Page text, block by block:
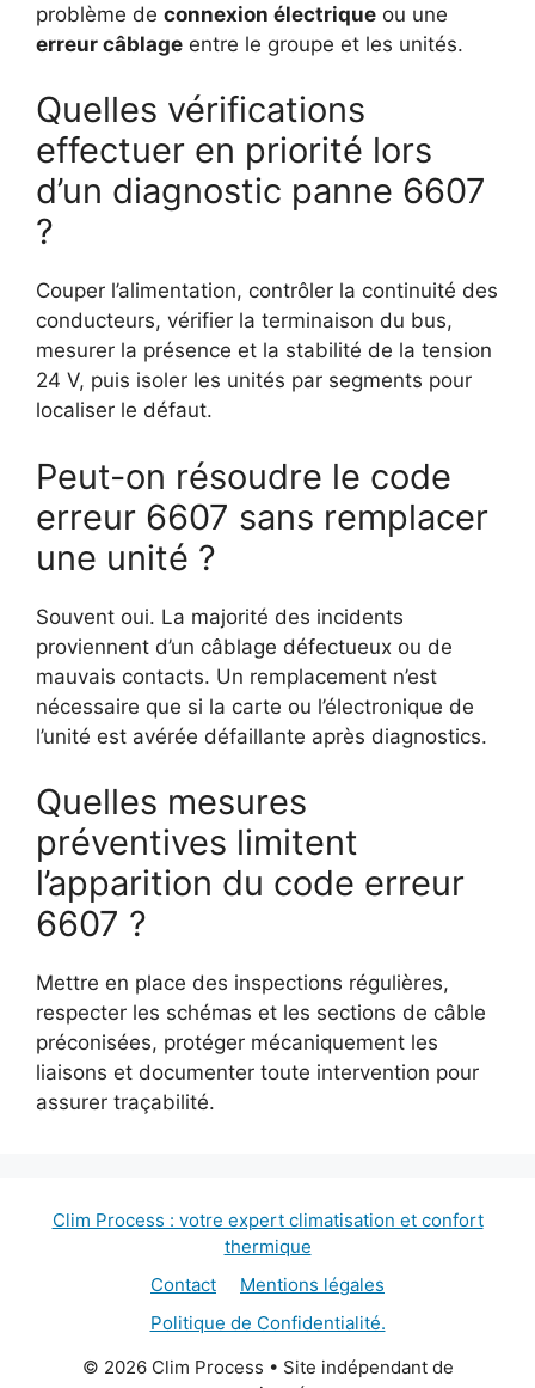
problème de connexion électrique ou une
erreur câblage entre le groupe et les unités.
Quelles vérifications
effectuer en priorité lors
d’un diagnostic panne 6607
?
Couper l’alimentation, contrôler la continuité des
conducteurs, vérifier la terminaison du bus,
mesurer la présence et la stabilité de la tension
24 V, puis isoler les unités par segments pour
localiser le défaut.
Peut-on résoudre le code
erreur 6607 sans remplacer
une unité ?
Souvent oui. La majorité des incidents
proviennent d’un câblage défectueux ou de
mauvais contacts. Un remplacement n’est
nécessaire que si la carte ou l’électronique de
l’unité est avérée défaillante après diagnostics.
Quelles mesures
préventives limitent
l’apparition du code erreur
6607 ?
Mettre en place des inspections régulières,
respecter les schémas et les sections de câble
préconisées, protéger mécaniquement les
liaisons et documenter toute intervention pour
assurer traçabilité.
Clim Process : votre expert climatisation et confort
thermique
Contact
Mentions légales
Politique de Confidentialité.
© 2026 Clim Process • Site indépendant de